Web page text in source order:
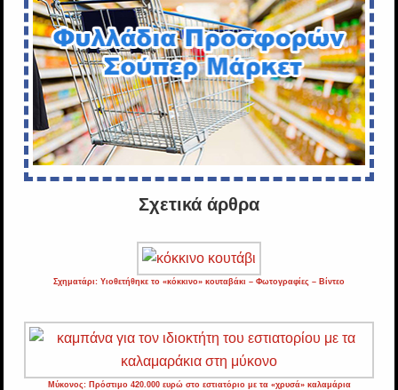
Σχετικά άρθρα
Σχηματάρι: Υιοθετήθηκε το «κόκκινο» κουταβάκι – Φωτογραφίες – Βίντεο
Μύκονος: Πρόστιμο 420.000 ευρώ στο εστιατόριο με τα «χρυσά» καλαμάρια